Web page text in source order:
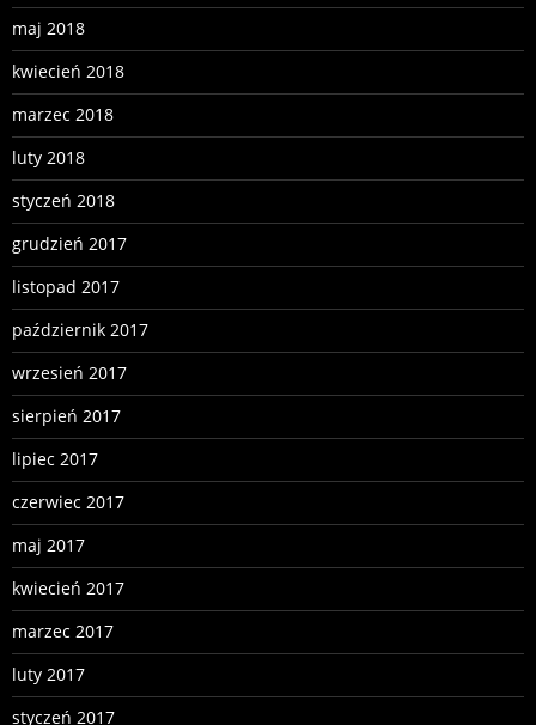
maj 2018
kwiecień 2018
marzec 2018
luty 2018
styczeń 2018
grudzień 2017
listopad 2017
październik 2017
wrzesień 2017
sierpień 2017
lipiec 2017
czerwiec 2017
maj 2017
kwiecień 2017
marzec 2017
luty 2017
styczeń 2017